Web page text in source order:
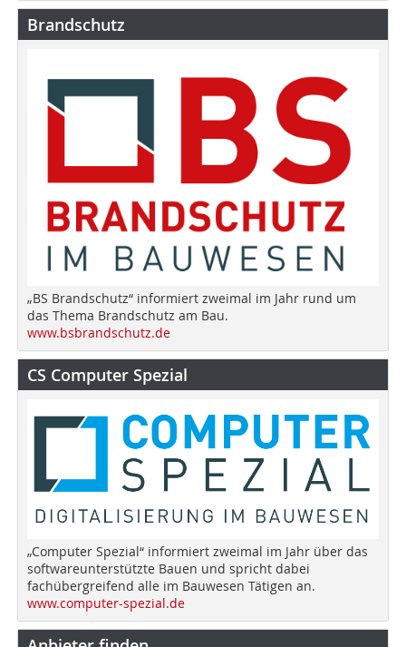
Brandschutz
„BS Brandschutz“ informiert zweimal im Jahr rund um
das Thema Brandschutz am Bau.
www.bsbrandschutz.de
CS Computer Spezial
„Computer Spezial“ informiert zweimal im Jahr über das
softwareunterstützte Bauen und spricht dabei
fachübergreifend alle im Bauwesen Tätigen an.
www.computer-spezial.de